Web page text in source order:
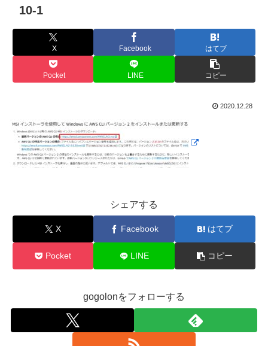
10-1
X Facebook はてブ
Pocket LINE コピー
2020.12.28
シェアする
X Facebook はてブ
Pocket LINE コピー
gogolonをフォローする